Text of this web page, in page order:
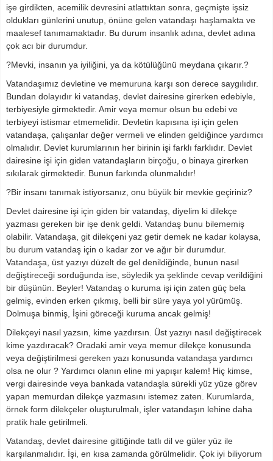
işe girdikten, acemilik devresini atlattıktan sonra, geçmişte işsiz
oldukları günlerini unutup, önüne gelen vatandaşı haşlamakta ve
maalesef tanımamaktadır. Bu durum insanlık adına, devlet adına
çok acı bir durumdur.
?Mevki, insanın ya iyiliğini, ya da kötülüğünü meydana çıkarır.?
Vatandaşımız devletine ve memuruna karşı son derece saygılıdır.
Bundan dolayıdır ki vatandaş, devlet dairesine girerken edebiyle,
terbiyesiyle girmektedir. Amir veya memur olsun bu edebi ve
terbiyeyi istismar etmemelidir. Devletin kapısına işi için gelen
vatandaşa, çalışanlar değer vermeli ve elinden geldiğince yardımcı
olmalıdır. Devlet kurumlarının her birinin işi farklı farklıdır. Devlet
dairesine işi için giden vatandaşların birçoğu, o binaya girerken
sıkılarak girmektedir. Bunun farkında olunmalıdır!
?Bir insanı tanımak istiyorsanız, onu büyük bir mevkie geçiriniz?
Devlet dairesine işi için giden bir vatandaş, diyelim ki dilekçe
yazması gereken bir işe denk geldi. Vatandaş bunu bilememiş
olabilir. Vatandaşa, git dilekçeni yaz getir demek ne kadar kolaysa,
bu durum vatandaş için o kadar zor ve ağır bir durumdur.
Vatandaşa, üst yazıyı düzelt de gel denildiğinde, bunun nasıl
değiştireceği sorduğunda ise, söyledik ya şeklinde cevap verildiğini
bir düşünün. Beyler! Vatandaş o kuruma işi için zaten güç bela
gelmiş, evinden erken çıkmış, belli bir süre yaya yol yürümüş.
Dolmuşa binmiş, İşini göreceği kuruma ancak gelmiş!
Dilekçeyi nasıl yazsın, kime yazdırsın. Üst yazıyı nasıl değiştirecek
kime yazdıracak? Oradaki amir veya memur dilekçe konusunda
veya değiştirilmesi gereken yazı konusunda vatandaşa yardımcı
olsa ne olur ? Yardımcı olanın eline mi yapışır kalem! Hiç kimse,
vergi dairesinde veya bankada vatandaşla sürekli yüz yüze görev
yapan memurdan dilekçe yazmasını istemez zaten. Kurumlarda,
örnek form dilekçeler oluşturulmalı, işler vatandaşın lehine daha
pratik hale getirilmeli.
Vatandaş, devlet dairesine gittiğinde tatlı dil ve güler yüz ile
karşılanmalıdır. İşi, en kısa zamanda görülmelidir. Çok iyi biliyorum